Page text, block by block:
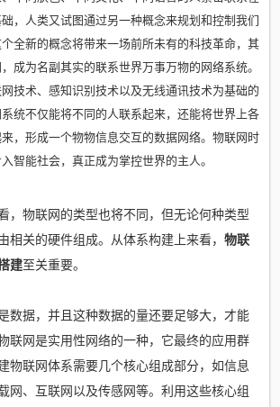
，人类又试图通过另一种概念来规划和控制我们
全新的概念将带来一场前所未有的科技革命，其
成为名副其实的联系世界万事万物的网络系统。
技术、感知识别技术以及无线通讯技术为基础的
统不仅能将不同的人联系起来，还能将世界上各
，形成一个物物信息交互的数据网络。物联网时
智能社会，真正成为掌控世界的主人。
物联网的类型也将不同，但无论何种类型
相关的硬件组成。从体系构建上来看，物联
建至关重要。
据，并且这种数据的量还要足够大，才能
联网是实用性网络的一种，它最终的应用群
物联网体系需要几个核心组成部分，如信息
网、互联网以及传感网等。利用这些核心组